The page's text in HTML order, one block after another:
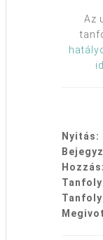
Az
Nyitás: